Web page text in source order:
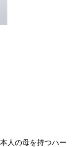
人の母を持つハー